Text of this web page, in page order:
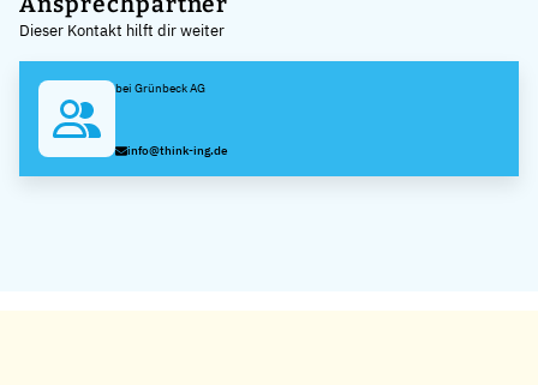
−
Dieser Kontakt hilft dir weiter
bei Grünbeck AG
info@think-ing.de